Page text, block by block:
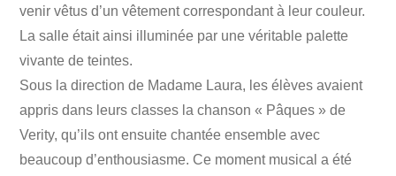
venir vêtus d’un vêtement correspondant à leur couleur.
La salle était ainsi illuminée par une véritable palette
vivante de teintes.
Sous la direction de Madame Laura, les élèves avaient
appris dans leurs classes la chanson « Pâques » de
Verity, qu’ils ont ensuite chantée ensemble avec
beaucoup d’enthousiasme. Ce moment musical a été